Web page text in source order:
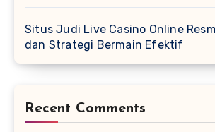
Situs Judi Live Casino Online
dan Strategi Bermain Efektif
Recent Comments